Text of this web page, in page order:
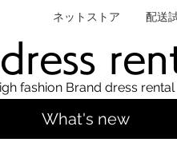
ネットストア 配送
fashion Brand dress
What's new